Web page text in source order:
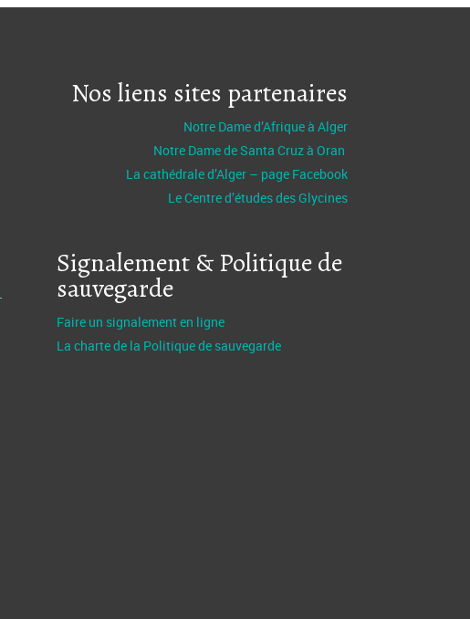
Nos liens sites partenaires
Notre Dame d’Afrique à Alger
Notre Dame de Santa Cruz à Oran
La cathédrale d’Alger – page Facebook
Le Centre d’études des Glycines
Signalement & Politique de
sauvegarde
Faire un signalement en ligne
La charte de la Politique de sauvegarde